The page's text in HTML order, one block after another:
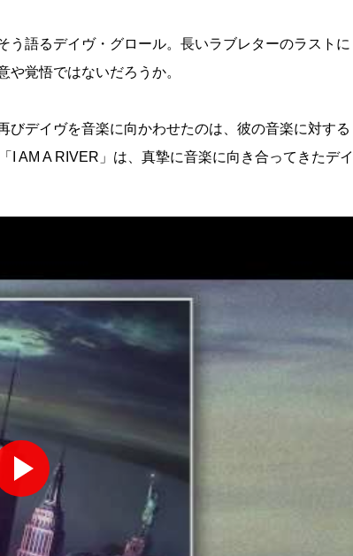
語るデイヴ・グロール。長いラブレターのラストに
覚悟ではないだろうか。
びデイヴを音楽に向かわせたのは、彼の音楽に対する
AM A RIVER」は、真摯に音楽に向き合ってきたデイ